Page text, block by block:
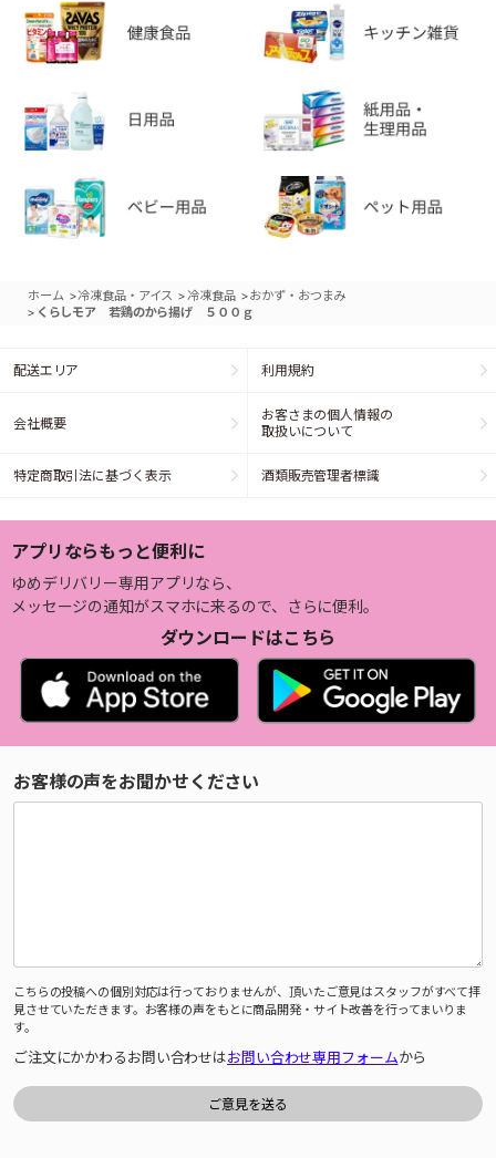
ホーム >冷凍食品・アイス > 冷凍食品 >おかず・おつまみ
> くらしモア 若鶏のから揚げ ５００ｇ
配送エリア 利用規約
会社概要
お客さまの個人情報の
取扱いについて
特定商取引法に基づく表示 酒類販売管理者標識
アプリならもっと便利に
ゆめデリバリー専用アプリなら、
メッセージの通知がスマホに来るので、さらに便利。
ダウンロードはこちら
お客様の声をお聞かせください
こちらの投稿への個別対応は行っておりませんが、頂いたご意見はスタッフがすべて拝
見させていただきます。お客様の声をもとに商品開発・サイト改善を行ってまいりま
す。
ご注文にかかわるお問い合わせはお問い合わせ専用フォームから